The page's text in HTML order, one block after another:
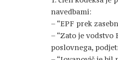
navedbami:
– “EPF prek
– “Zato je
poslovnega,